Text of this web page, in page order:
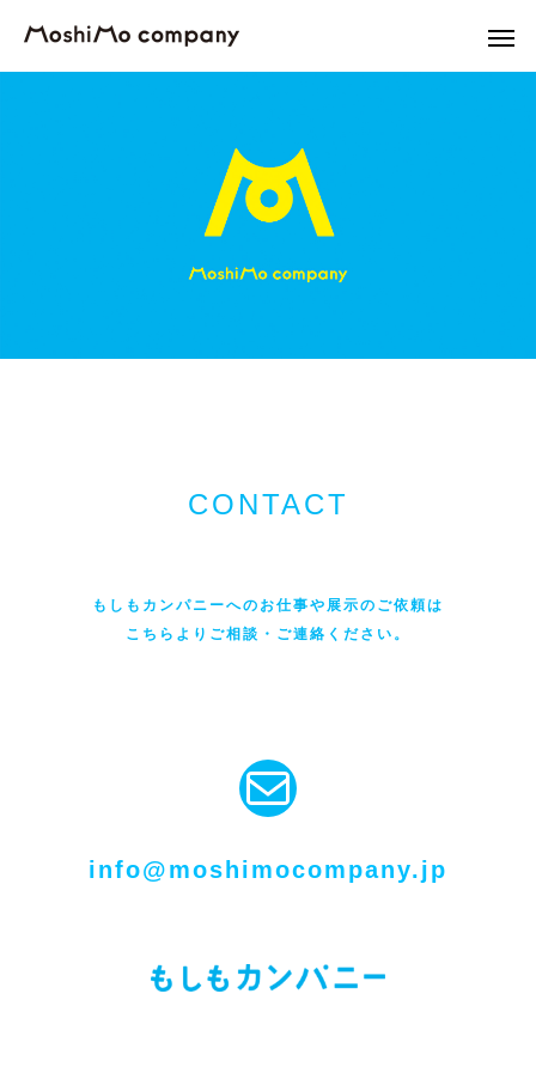
CONTACT
もしもカンパニーへのお仕事や展示のご依頼は
こちらよりご相談・ご連絡ください。
メール
info@moshimocompany.jp